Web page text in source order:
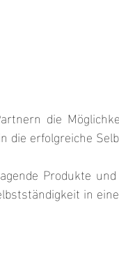
die
die erfolgreiche
Produkte
in